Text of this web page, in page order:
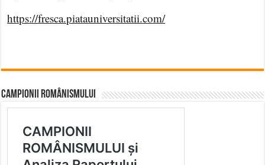
https://fresca.piatauniversitatii.com/
CAMPIONII ROMÂNISMULUI